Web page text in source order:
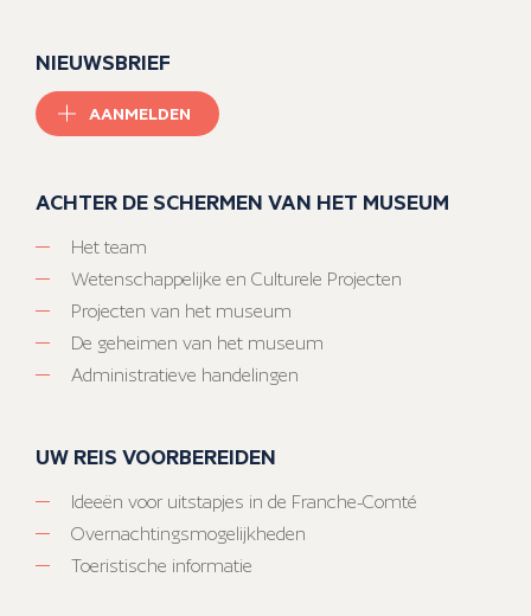
NIEUWSBRIEF
AANMELDEN
ACHTER DE SCHERMEN VAN HET MUSEUM
Het team
Wetenschappelijke en Culturele Projecten
Projecten van het museum
De geheimen van het museum
Administratieve handelingen
UW REIS VOORBEREIDEN
Ideeën voor uitstapjes in de Franche-Comté
Overnachtingsmogelijkheden
Toeristische informatie